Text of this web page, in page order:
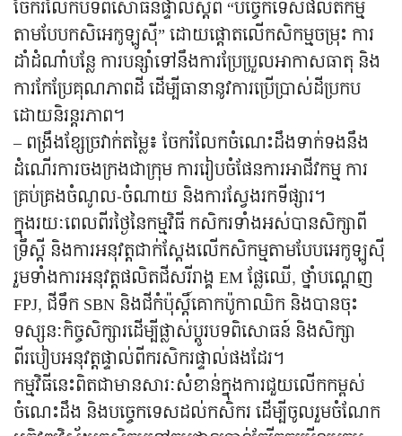
ចែករំលែកបទពិសោធន៍ផ្ទាល់ស្ដីពី “បច្ចេកទេសផលិតកម្ម
តាមបែបកសិអេកូឡូស៊ី” ដោយផ្តោតលើកសិកម្មចម្រុះ ការ
ដាំដំណាំបន្លែ ការបន្សាំទៅនឹងការប្រែប្រួលអាកាសធាតុ និង
ការកែប្រែគុណភាពដី ដើម្បីធានានូវការប្រើប្រាស់ដីប្រកប
ដោយនិរន្តរភាព។
– ពង្រឹងខ្សែច្រវាក់តម្លៃ៖ ចែករំលែកចំណេះដឹងទាក់ទងនឹង
ដំណើរការចងក្រងជាក្រុម ការរៀបចំផែនការអាជីវកម្ម ការ
គ្រប់គ្រងចំណូល-ចំណាយ និងការស្វែងរកទីផ្សារ។
ក្នុងរយៈពេលពីរថ្ងៃនៃកម្មវិធី កសិករទាំងអស់បានសិក្សាពី
ទ្រឹស្តី និងការអនុវត្តជាក់ស្ដែងលើកសិកម្មតាមបែបអេកូឡូស៊ី
រួមទាំងការអនុវត្តផលិតជីសរីរាង្គ EM ផ្លែឈើ, ថ្នាំបណ្ដេញ
FPJ, ជីទឹក SBN និងជីកំប៉ុស្តិ៍គោកប៉ូកាឈិក និងបានចុះ
ទស្សនៈកិច្ចសិក្សារដើម្បីផ្លាស់ប្ដូរបទពិសោធន៍ និងសិក្សា
ពីរបៀបអនុវត្តផ្ទាល់ពីករសិករផ្ទាល់ផងដែរ។
កម្មវិធីនេះពិតជាមានសារៈសំខាន់ក្នុងការជួយលើកកម្ពស់
ចំណេះដឹង និងបច្ចេកទេសដល់កសិករ ដើម្បីចូលរួមចំណែក